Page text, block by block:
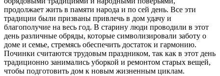
продолжает жить в памяти народа и по сей день. Все эти
традиции были призваны привлечь в дом удачу и
благополучие на весь год. В старину люди проводили в этот
день различные обряды, которые символизировали заботу о
доме и семье, стремясь обеспечить достаток и гармонию.
Починки считаются трудовым праздником, так как в этот день
традиционно занимались уборкой и ремонтом старых вещей,
чтобы подготовить дом к новым жизненным циклам.